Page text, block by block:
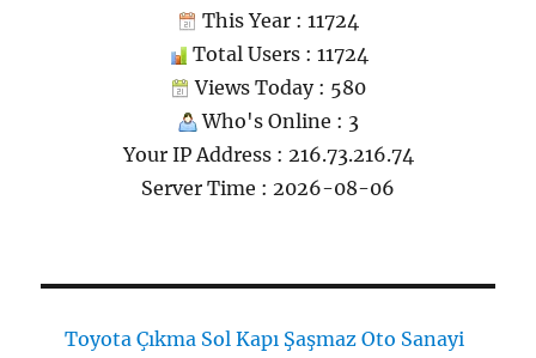
This Year : 11724
Total Users : 11724
Views Today : 580
Who's Online : 3
Your IP Address : 216.73.216.74
Server Time : 2026-08-06
Toyota Çıkma Sol Kapı Şaşmaz Oto Sanayi